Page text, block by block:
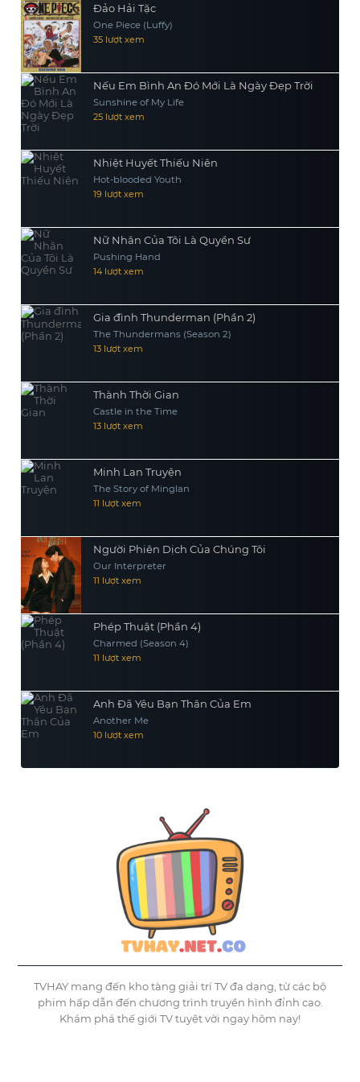
Đảo Hải Tặc
One Piece (Luffy)
35 lượt xem
Nếu Em Bình An Đó Mới Là Ngày Đẹp Trời
Sunshine of My Life
25 lượt xem
Nhiệt Huyết Thiếu Niên
Hot-blooded Youth
19 lượt xem
Nữ Nhân Của Tôi Là Quyền Sư
Pushing Hand
14 lượt xem
Gia đình Thunderman (Phần 2)
The Thundermans (Season 2)
13 lượt xem
Thành Thời Gian
Castle in the Time
13 lượt xem
Minh Lan Truyện
The Story of Minglan
11 lượt xem
Người Phiên Dịch Của Chúng Tôi
Our Interpreter
11 lượt xem
Phép Thuật (Phần 4)
Charmed (Season 4)
11 lượt xem
Anh Đã Yêu Bạn Thân Của Em
Another Me
10 lượt xem
TVHAY mang đến kho tàng giải trí TV đa dạng, từ các bộ
phim hấp dẫn đến chương trình truyền hình đỉnh cao.
Khám phá thế giới TV tuyệt vời ngay hôm nay!